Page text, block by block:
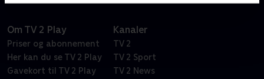
Om TV 2 Play
Priser og abonnement
Her kan du se TV 2 Play
Gavekort til TV 2 Play
Kanaler
TV 2
TV 2 Sport
TV 2 News